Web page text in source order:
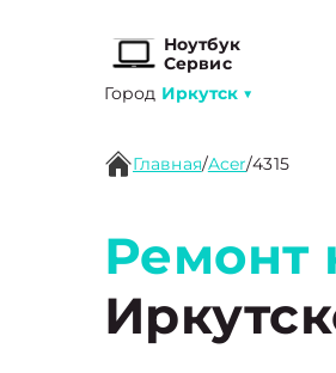
Ноутбук
Сервис
Город Иркутск ▼
Главная/Acer/4315
Ремонт